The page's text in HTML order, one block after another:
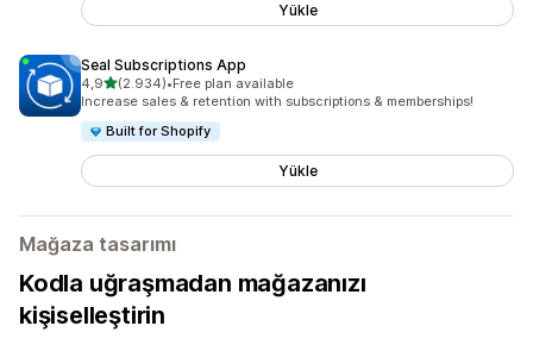
Yükle
Seal Subscriptions App
4,95 yıldız üzerinden
(2.934)
toplam 2934 değerlendirme
•Free plan available
Increase sales & retention with subscriptions & memberships!
Built for Shopify
Yükle
Mağaza tasarımı
Kodla uğraşmadan mağazanızı
kişiselleştirin